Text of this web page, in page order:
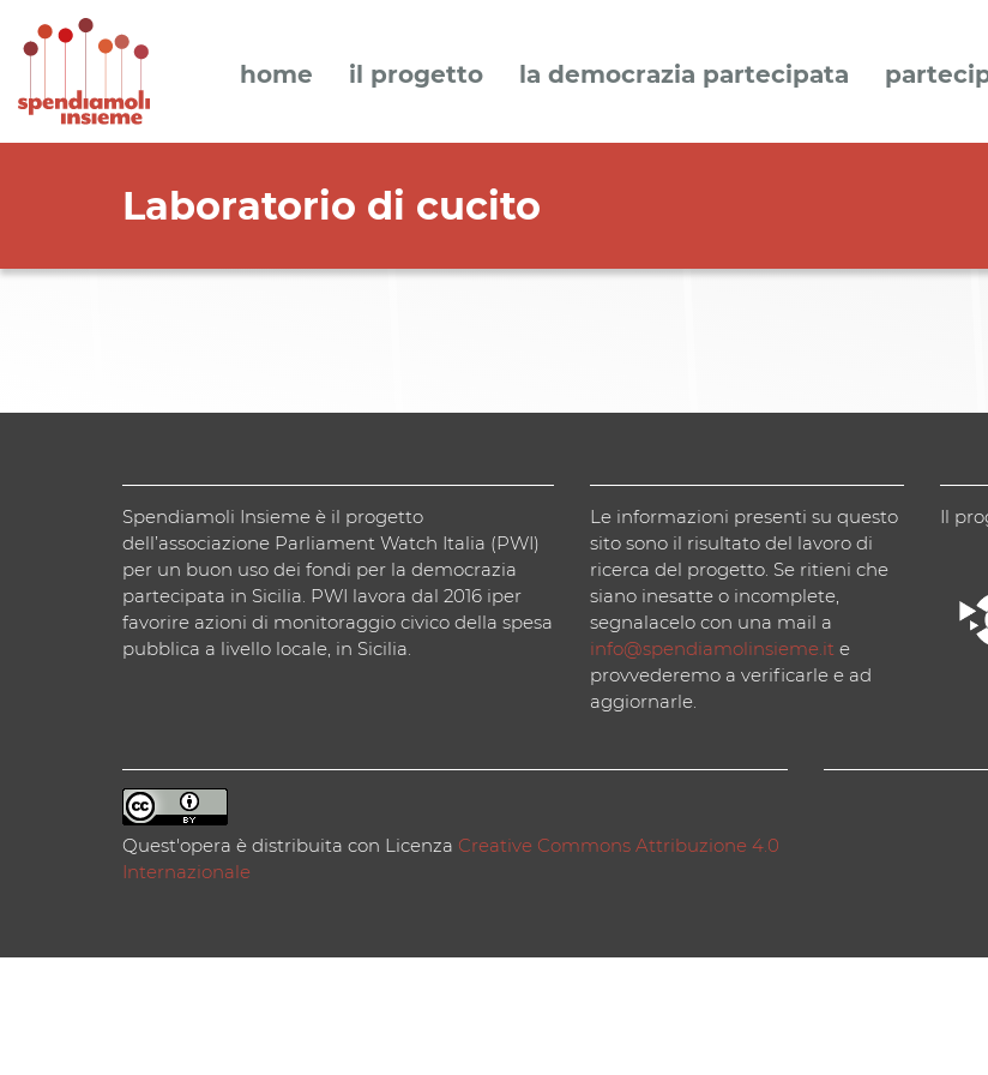
home il progetto la democrazia partecipata
Laboratorio di cucito
Spendiamoli Insieme è il progetto
dell’associazione Parliament Watch Italia (PWI)
per un buon uso dei fondi per la democrazia
partecipata in Sicilia. PWI lavora dal 2016 iper
favorire azioni di monitoraggio civico della spesa
pubblica a livello locale, in Sicilia.
Le informazioni presenti su questo
sito sono il risultato del lavoro di
ricerca del progetto. Se ritieni che
siano inesatte o incomplete,
segnalacelo con una mail a
info@spendiamolinsieme.ite
provvederemo a verificarle e ad
aggiornarle.
Il
Quest'opera è distribuita con Licenza Creative Commons Attribuzione 4.0
Internazionale